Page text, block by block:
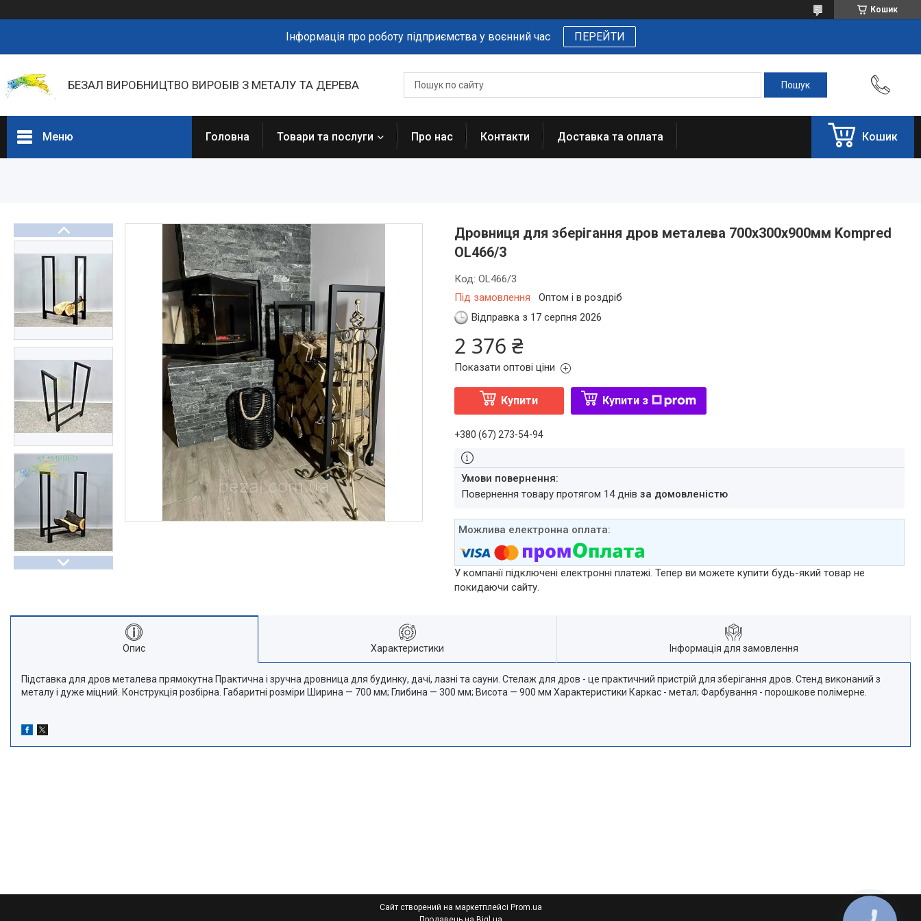
Кошик
Інформація про роботу підприємства у воєнний час ПЕРЕЙТИ
БЕЗАЛ ВИРОБНИЦТВО ВИРОБІВ З МЕТАЛУ ТА ДЕРЕВА
Меню
Прайс-листи
Новини
Презентації та документи
Про нас
Відгуки
Часті запитання
Доставка та оплата
Головна Товари та послуги Про нас Контакти Доставка та оплата Кошик
Дровниця для зберігання дров металева 700х300х900мм Kompred
OL466/3
Під замовлення Оптом і в роздріб
Код: OL466/3
Відправка з 17 серпня 2026
2 376 ₴
Показати оптові ціни
Купити Купити з
+380 (67) 273-54-94
повернення товару протягом 14 днів за домовленістю
У компанії підключені електронні платежі. Тепер ви можете купити будь-який товар не
покидаючи сайту.
Опис Характеристики Інформація для замовлення
Підставка для дров металева прямокутна Практична і зручна дровница для будинку, дачі, лазні та сауни. Стелаж для дров - це практичний пристрій для зберігання дров. Стенд виконаний з
металу і дуже міцний. Конструкція розбірна. Габаритні розміри Ширина — 700 мм; Глибина — 300 мм; Висота — 900 мм Характеристики Каркас - метал; Фарбування - порошкове полімерне.
Сайт створений на маркетплейсі Prom.ua